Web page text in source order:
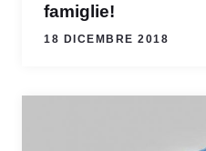
famiglie!
18 DICEMBRE 2018